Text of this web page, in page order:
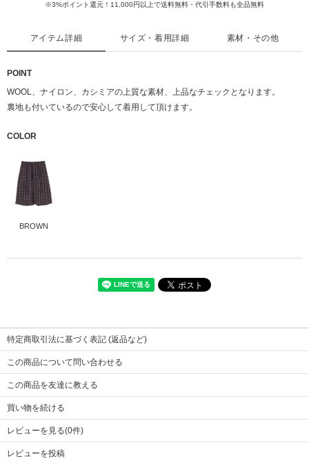
※3%ポイント還元！11,000円以上で送料無料・代引手数料も全品無料
アイテム詳細
POINT
WOOL、ナイロン、カシミアの上質な素材、上品なチェックとなります。
裏地も付いているので安心して着用して頂けます。
COLOR
BROWN
サイズ・着用詳細
サイズ
着丈
ヒップ
66
素材・その他
ポケット
コットン100％
※画像をクリックすると拡大します
特定商取引法に基づく表記 (返品など)
この商品について問い合わせる
この商品を友達に教える
買い物を続ける
レビューを見る(0件)
レビューを投稿